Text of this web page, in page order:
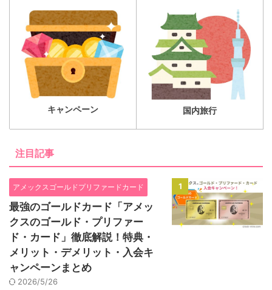
キャンペーン 国内旅行
注目記事
1
アメックスゴールドプリファードカード
最強のゴールドカード「アメッ
クスのゴールド・プリファー
ド・カード」徹底解説！特典・
メリット・デメリット・入会キ
ャンペーンまとめ
2026/5/26